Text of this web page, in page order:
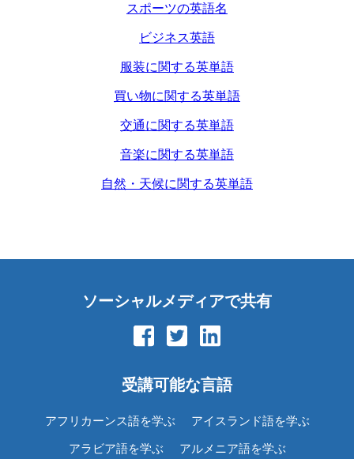
スポーツの英語名
ビジネス英語
服装に関する英単語
買い物に関する英単語
交通に関する英単語
音楽に関する英単語
自然・天候に関する英単語
ソーシャルメディアで共有
受講可能な言語
アフリカーンス語を学ぶ アイスランド語を学ぶ
アラビア語を学ぶ アルメニア語を学ぶ